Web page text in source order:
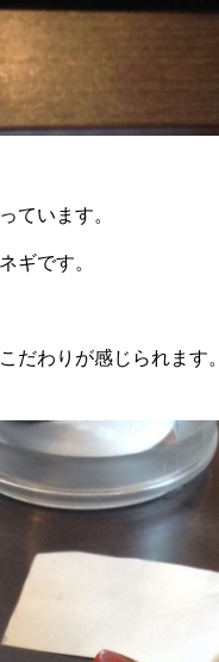
ています。
ギです。
だわりが感じられます。